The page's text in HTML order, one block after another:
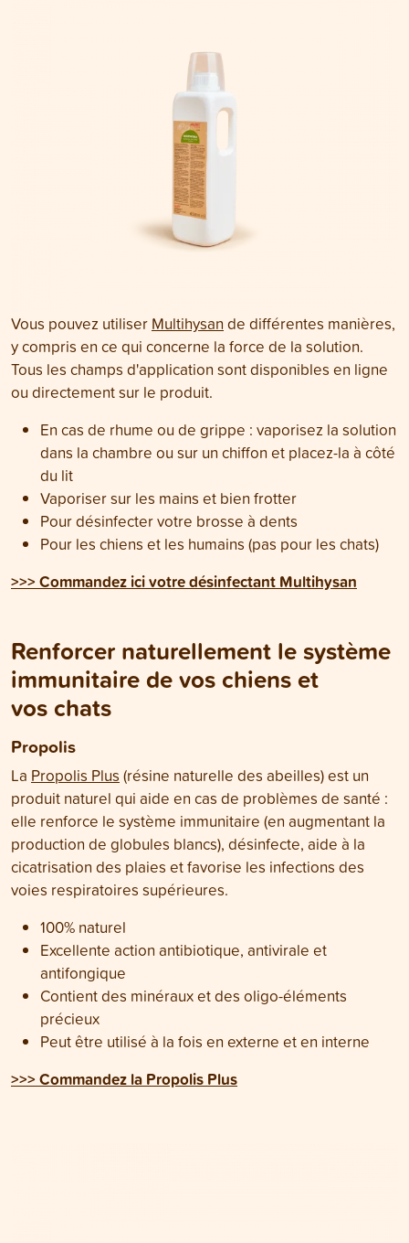
Vous pouvez utiliser Multihysan de différentes manières,
y compris en ce qui concerne la force de la solution.
Tous les champs d'application sont disponibles en ligne
ou directement sur le produit.
En cas de rhume ou de grippe : vaporisez la solution
dans la chambre ou sur un chiffon et placez-la à côté
du lit
Vaporiser sur les mains et bien frotter
Pour désinfecter votre brosse à dents
Pour les chiens et les humains (pas pour les chats)
>>> Commandez ici votre désinfectant Multihysan
Renforcer naturellement le système
immunitaire de vos chiens et
vos chats
Propolis
La Propolis Plus (résine naturelle des abeilles) est un
produit naturel qui aide en cas de problèmes de santé :
elle renforce le système immunitaire (en augmentant la
production de globules blancs), désinfecte, aide à la
cicatrisation des plaies et favorise les infections des
voies respiratoires supérieures.
100% naturel
Excellente action antibiotique, antivirale et
antifongique
Contient des minéraux et des oligo-éléments
précieux
Peut être utilisé à la fois en externe et en interne
>>> Commandez la Propolis Plus